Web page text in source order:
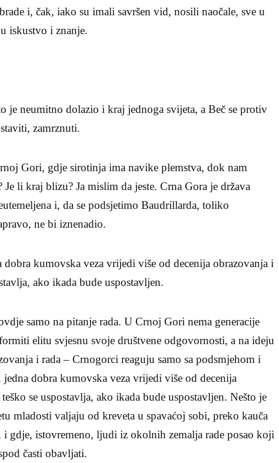
i, čak, iako su imali savršen vid, nosili naočale, sve u
iskustvo i znanje.
je neumitno dolazio i kraj jednoga svijeta, a Beč se protiv
zamrznuti.
Gori, gdje sirotinja ima navike plemstva, dok nam
li kraj blizu? Ja mislim da jeste. Crna Gora je država
i, da se podsjetimo Baudrillarda, toliko
ne bi iznenadio.
kumovska veza vrijedi više od decenija obrazovanja i
ako ikada bude uspostavljen.
samo na pitanje rada. U Crnoj Gori nema generacije
elitu svjesnu svoje društvene odgovornosti, a na ideju
i rada – Crnogorci reaguju samo sa podsmjehom i
dobra kumovska veza vrijedi više od decenija
se uspostavlja, ako ikada bude uspostavljen. Nešto je
mladosti valjaju od kreveta u spavaćoj sobi, preko kauča
gdje, istovremeno, ljudi iz okolnih zemalja rade posao koji
časti obavljati.